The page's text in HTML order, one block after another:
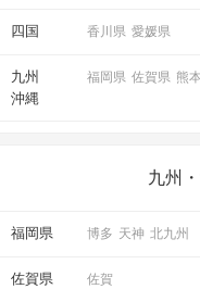
四国 香川県 愛媛県
九州
沖縄
福岡県 佐賀県 熊
九州
福岡県 博多 天神 北九州
佐賀県 佐賀